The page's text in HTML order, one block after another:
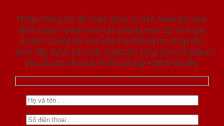
Nhập thông tin để nhận được tư vấn miễn phí qua
điện thoại / email/ tại văn phòng hoặc tại nhà quý
khách. Chúng tôi cam kết mọi thông tin nhập vào
dưới đây được bảo mật tuyệt đối cũng như chỉ phục vụ
yêu cầu tư vấn duy nhất của quý khách tại đây.